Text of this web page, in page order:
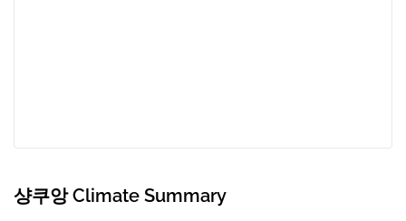
샹쿠앙 Climate Summary